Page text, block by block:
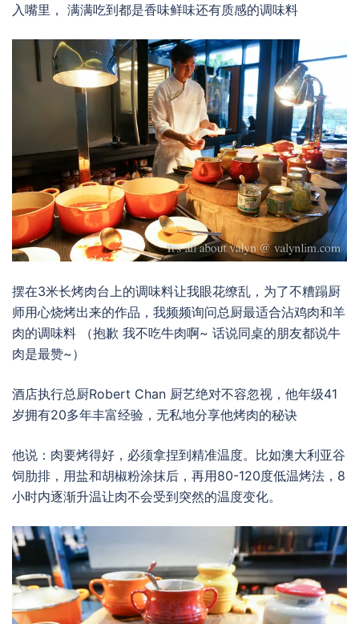
入嘴里， 满满吃到都是香味鲜味还有质感的调味料
摆在3米长烤肉台上的调味料让我眼花缭乱，为了不糟蹋厨
师用心烧烤出来的作品，我频频询问总厨最适合沾鸡肉和羊
肉的调味料 （抱歉 我不吃牛肉啊~ 话说同桌的朋友都说牛
肉是最赞~）
酒店执行总厨Robert Chan 厨艺绝对不容忽视，他年级41
岁拥有20多年丰富经验，无私地分享他烤肉的秘诀
他说：肉要烤得好，必须拿捏到精准温度。比如澳大利亚谷
饲肋排，用盐和胡椒粉涂抹后，再用80-120度低温烤法，8
小时内逐渐升温让肉不会受到突然的温度变化。